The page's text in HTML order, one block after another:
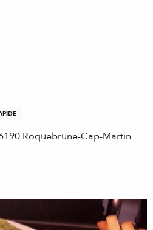
Roquebrune-Cap-Martin